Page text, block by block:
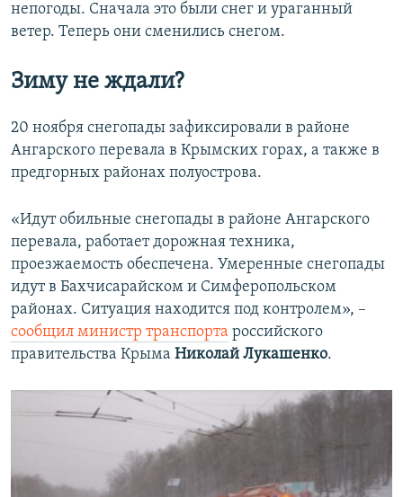
непогоды. Сначала это были снег и ураганный
ветер. Теперь они сменились снегом.
Зиму не ждали?
20 ноября снегопады зафиксировали в районе
Ангарского перевала в Крымских горах, а также в
предгорных районах полуострова.
«Идут обильные снегопады в районе Ангарского
перевала, работает дорожная техника,
проезжаемость обеспечена. Умеренные снегопады
идут в Бахчисарайском и Симферопольском
районах. Ситуация находится под контролем», –
сообщил министр транспорта российского
правительства Крыма Николай Лукашенко.